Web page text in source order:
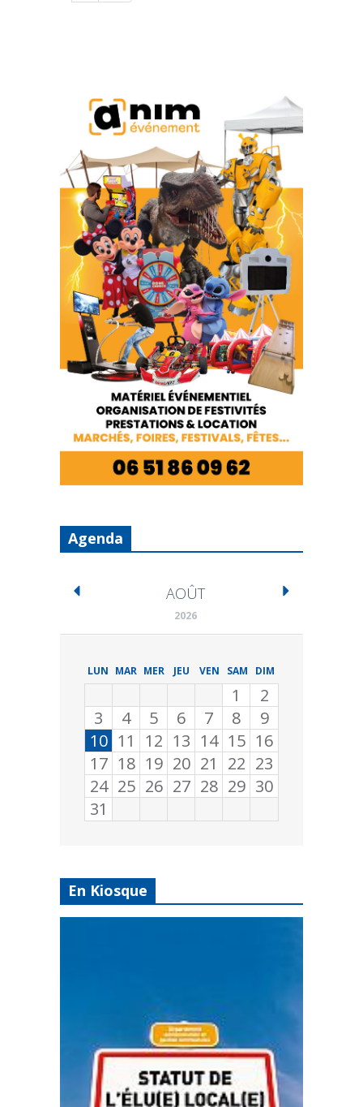
Agenda
AOÛT
2026
LUN MAR MER JEU VEN SAM DIM
1
2
3
4 5 6 7 8
9
10 11 12 13 14 15 16
17 18 19 20 21 22 23
24 25 26 27 28 29 30
31
En Kiosque